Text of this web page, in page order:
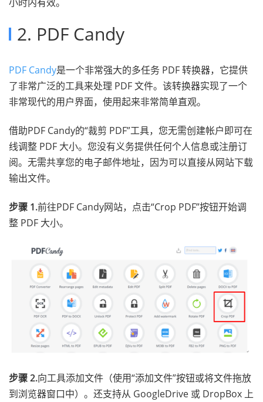
2. PDF Candy
PDF Candy是一个非常强大的多任务 PDF 转换器，它提供
了非常广泛的工具来处理 PDF 文件。该转换器实现了一个
非常现代的用户界面，使用起来非常简单直观。
借助PDF Candy的“裁剪 PDF”工具，您无需创建帐户即可在
线调整 PDF 大小。您没有义务提供任何个人信息或注册订
阅。无需共享您的电子邮件地址，因为可以直接从网站下载
输出文件。
步骤 1.前往PDF Candy网站，点击“Crop PDF”按钮开始调
整 PDF 大小。
步骤 2.向工具添加文件（使用“添加文件”按钮或将文件拖放
到浏览器窗口中）。还支持从 GoogleDrive 或 DropBox 上